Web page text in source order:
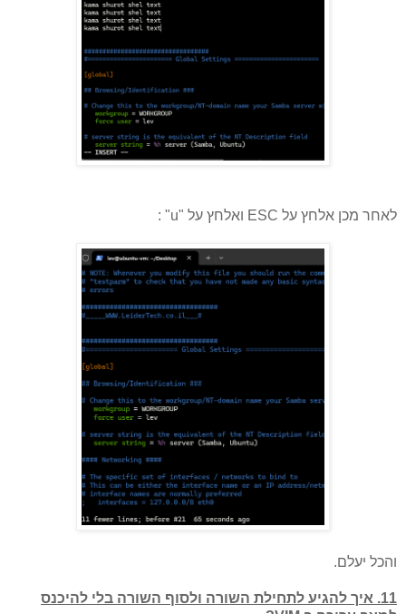
לאחר מכן אלחץ על ESC ואלחץ על "u" :
והכל יעלם.
11. איך להגיע לתחילת השורה ולסוף השורה בלי להיכנס